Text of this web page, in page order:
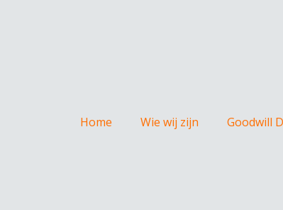
Home Wie wij zijn Goodwill